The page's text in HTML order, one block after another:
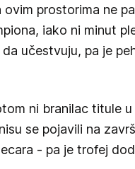
prostorima ne
iako ni minut
učestvuju, pa je
ni branilac titule u
se pojavili na
- pa je trofej